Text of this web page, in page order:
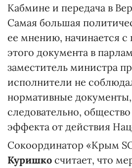
Кабмине и передача в
Самая большая
ее мнению, начинается
этого документа в
заместитель министра
исполнители не
нормативные
следовательно,
эффекта от действия
Сокоординатор «Крым
Куришко считает, что